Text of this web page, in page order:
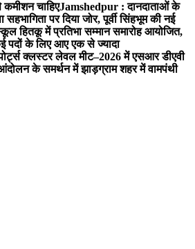
चाहिएJamshedpur : दानदाताओं के
पर दिया जोर, पूर्वी सिंहभूम की नई
हितकू में प्रतिभा सम्मान समारोह आयोजित,
के लिए आए एक से ज्यादा
क्लस्टर लेवल मीट–2026 में एसआर डीएवी
के समर्थन में झाड़ग्राम शहर में वामपंथी